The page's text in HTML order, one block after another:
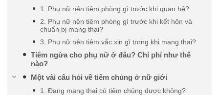
1. Phụ nữ nên tiêm phòng gì trước khi quan hệ?
2. Phụ nữ nên tiêm phòng gì trước khi kết hôn và
chuẩn bị mang thai?
3. Phụ nữ nên tiêm vắc xin gì trong khi mang thai?
Tiêm ngừa cho phụ nữ ở đâu? Chi phí như thế
nào?
Một vài câu hỏi về tiêm chủng ở nữ giới
1. Đang mang thai có tiêm chủng được không?